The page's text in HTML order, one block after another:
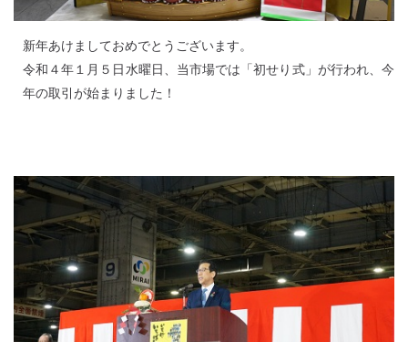
新年あけましておめでとうございます。
令和４年１月５日水曜日、当市場では「初せり式」が行われ、今
年の取引が始まりました！